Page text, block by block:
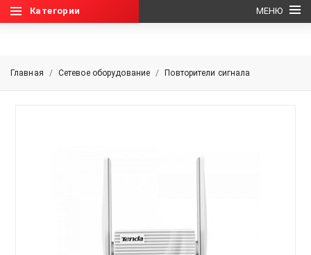
Категории МЕНЮ
Главная / Сетевое оборудование / Повторители сигнала